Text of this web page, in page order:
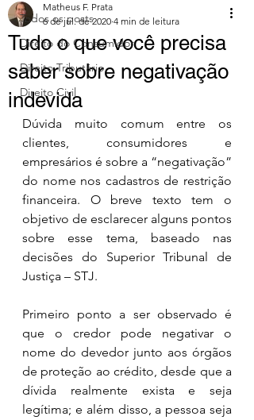
Todos os posts
Direito do Consumidor
Direito Tributário
Direito Civil
Tudo o que você precisa
saber sobre negativação
indevida
Matheus F. Prata
6 de jul. de 2020 4 min de leitura
Dúvida muito comum entre os
clientes, consumidores e
empresários é sobre a “negativação”
do nome nos cadastros de restrição
financeira. O breve texto tem o
objetivo de esclarecer alguns pontos
sobre esse tema, baseado nas
decisões do Superior Tribunal de
Justiça – STJ.
Primeiro ponto a ser observado é
que o credor pode negativar o
nome do devedor junto aos órgãos
de proteção ao crédito, desde que a
dívida realmente exista e seja
legítima; e além disso, a pessoa seja